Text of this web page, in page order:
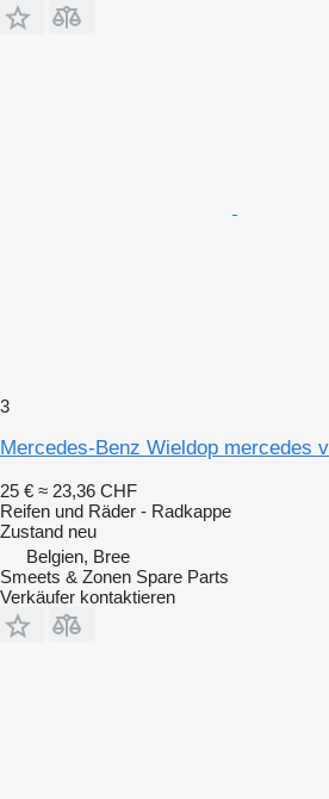
3
Mercedes-Benz Wieldop mercedes
25 € ≈ 23,36 CHF
Reifen und Räder - Radkappe
Zustand neu
Belgien, Bree
Smeets & Zonen Spare Parts
Verkäufer kontaktieren